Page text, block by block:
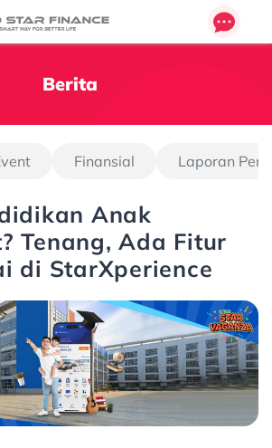
Berita
Finansial Laporan
Anak
Tenang, Ada Fitur
di StarXperience